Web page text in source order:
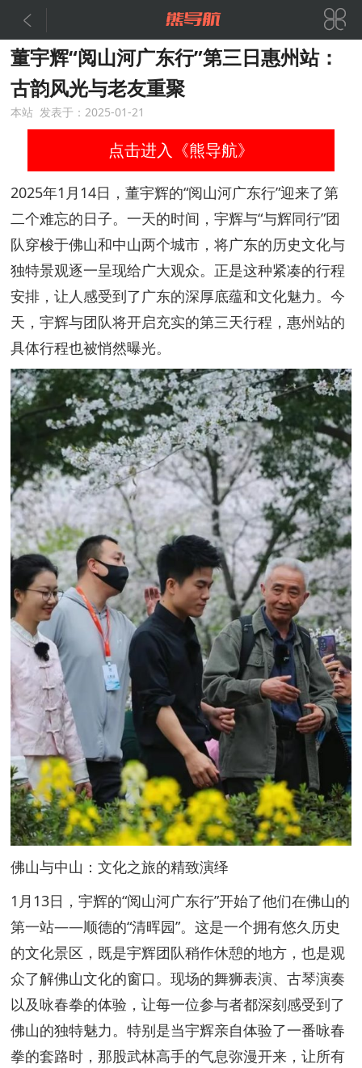
 
董宇辉“阅山河广东行”第三日惠州站：
古韵风光与老友重聚
本站 发表于：2025-01-21
点击进入《熊导航》
2025年1月14日，董宇辉的“阅山河广东行”迎来了第
二个难忘的日子。一天的时间，宇辉与“与辉同行”团
队穿梭于佛山和中山两个城市，将广东的历史文化与
独特景观逐一呈现给广大观众。正是这种紧凑的行程
安排，让人感受到了广东的深厚底蕴和文化魅力。今
天，宇辉与团队将开启充实的第三天行程，惠州站的
具体行程也被悄然曝光。
佛山与中山：文化之旅的精致演绎
1月13日，宇辉的“阅山河广东行”开始了他们在佛山的
第一站——顺德的“清晖园”。这是一个拥有悠久历史
的文化景区，既是宇辉团队稍作休憩的地方，也是观
众了解佛山文化的窗口。现场的舞狮表演、古琴演奏
以及咏春拳的体验，让每一位参与者都深刻感受到了
佛山的独特魅力。特别是当宇辉亲自体验了一番咏春
拳的套路时，那股武林高手的气息弥漫开来，让所有